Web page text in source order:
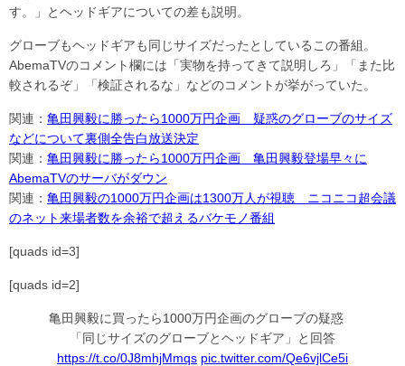
す。」とヘッドギアについての差も説明。
グローブもヘッドギアも同じサイズだったとしているこの番組。
AbemaTVのコメント欄には「実物を持ってきて説明しろ」「また比
較されるぞ」「検証されるな」などのコメントが挙がっていた。
関連： 亀田興毅に勝ったら1000万円企画 疑惑のグローブのサイズ
などについて裏側全告白放送決定
関連： 亀田興毅に勝ったら1000万円企画 亀田興毅登場早々に
AbemaTVのサーバがダウン
関連： 亀田興毅の1000万円企画は1300万人が視聴 ニコニコ超会議
のネット来場者数を余裕で超えるバケモノ番組
[quads id=3]
[quads id=2]
亀田興毅に買ったら1000万円企画のグローブの疑惑
「同じサイズのグローブとヘッドギア」と回答
https://t.co/0J8mhjMmqs pic.twitter.com/Qe6vjlCe5i